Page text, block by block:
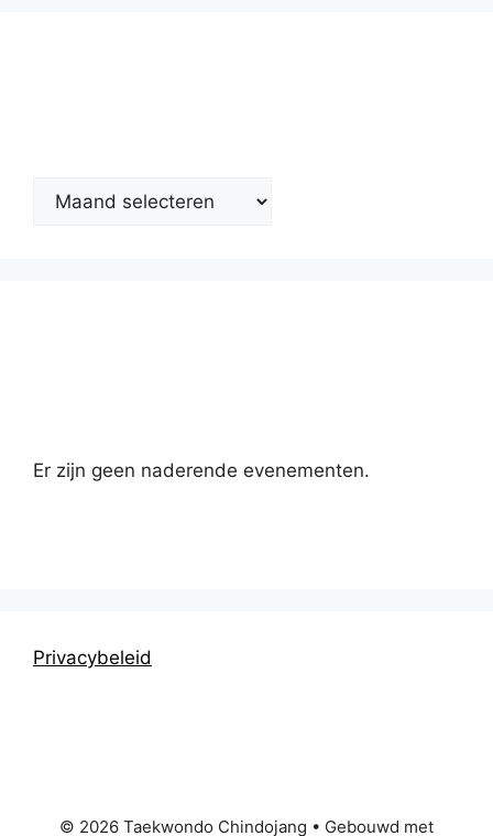
Er zijn geen naderende evenementen.
Privacybeleid
© 2026 Taekwondo Chindojang • Gebouwd met